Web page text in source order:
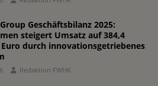
Geschäftsbilanz 2025:
steigert Umsatz auf 384,4
durch innovationsgetriebenes
Redaktion FWHK